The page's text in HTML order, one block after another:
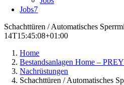
Jobs7
Schachttüren / Automatisches
14T15:45:08+01:00
Home
Bestandsanlagen Home –
Nachrüstungen
Schachttüren / Automatisches